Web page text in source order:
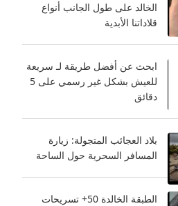
الخالد على طول الجانب أنواع
قلاداتنا الأبدية
ابحث عن أفضل طريقة لـ سريعة
للعيش بشكل غير رسمي على 5
دقائق
بلاد العجائب المتجولة: زيارة
المسافر السحرية حول الساحة
الطبقة الخالدة 50+ تسريحات